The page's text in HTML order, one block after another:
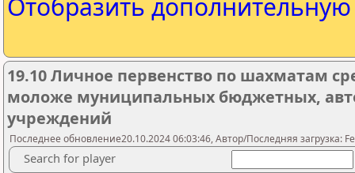
Отобразить
19.10 Личное первенство по шахматам
моложе муниципальных бюджетных,
учреждений
Последнее обновление20.10.2024 06:03:46, Автор/Последняя загрузка:
Search for player